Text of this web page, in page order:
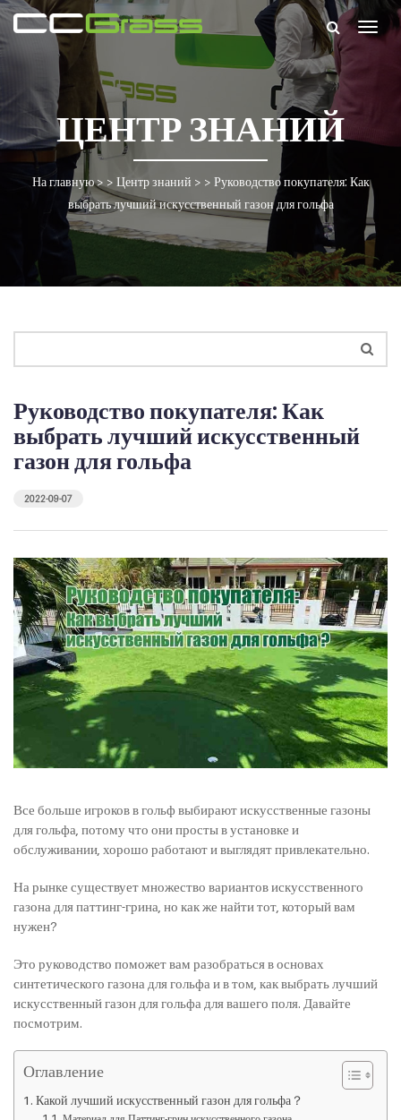
ЦЕНТР ЗНАНИЙ
На главную> > Центр знаний > > Руководство покупателя: Как
выбрать лучший искусственный газон для гольфа
Руководство покупателя: Как
выбрать лучший искусственный
газон для гольфа
2022-09-07
Все больше игроков в гольф выбирают искусственные газоны
для гольфа, потому что они просты в установке и
обслуживании, хорошо работают и выглядят привлекательно.
На рынке существует множество вариантов искусственного
газона для паттинг-грина, но как же найти тот, который вам
нужен?
Это руководство поможет вам разобраться в основах
синтетического газона для гольфа и в том, как выбрать лучший
искусственный газон для гольфа для вашего поля. Давайте
посмотрим.
Оглавление
Какой лучший искусственный газон для гольфа？